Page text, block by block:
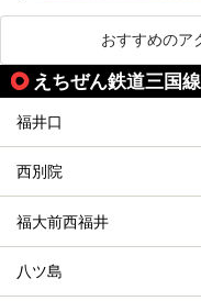
おすすめのア
えちぜん鉄道三国
福井口
西別院
福大前西福井
八ツ島